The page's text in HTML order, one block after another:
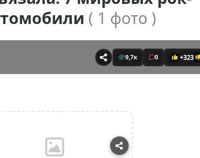
( 1 фото )
9,7к 0 +323